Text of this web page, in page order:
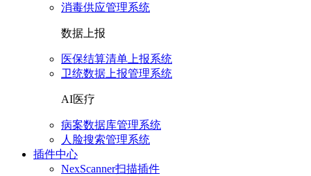
消毒供应管理系统
数据上报
医保结算清单上报系统
卫统数据上报管理系统
AI医疗
病案数据库管理系统
人脸搜索管理系统
插件中心
NexScanner扫描插件